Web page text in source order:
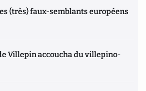
(très) faux-semblants européens
Villepin accoucha du villepino-